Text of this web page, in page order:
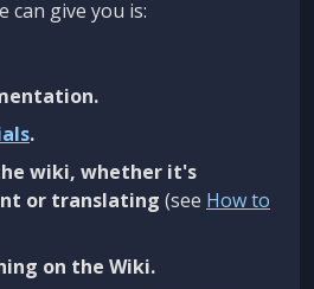
can give you is:
.
wiki, whether it's
or translating (see How to
on the Wiki.